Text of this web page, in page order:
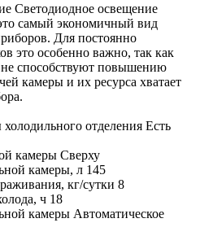
Светодиодное освещение
самый экономичный вид
Для постоянно
это особенно важно, так как
способствуют повышению
камеры и их ресурса хватает
отделения Есть
камеры Сверху
камеры, л 145
кг/сутки 8
ч 18
камеры Автоматическое